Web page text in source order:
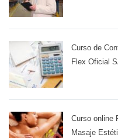
Curso de
Flex Oficial
Curso online
Masaje